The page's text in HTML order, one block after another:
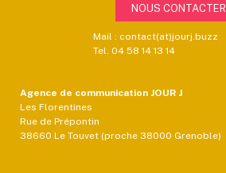
NOUS CONTACTER
Mail : contact(at)jourj.buzz
Tel. 04 58 14 13 14
Agence de communication JOUR J
Les Florentines
Rue de Prépontin
38660 Le Touvet (proche 38000 Grenoble)